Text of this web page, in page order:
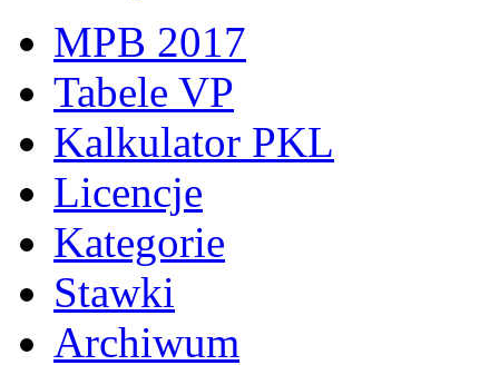
MPB 2017
Tabele VP
Kalkulator PKL
Licencje
Kategorie
Stawki
Archiwum